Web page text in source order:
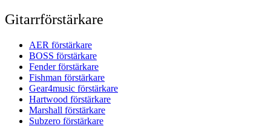
Gitarrförstärkare
AER förstärkare
BOSS förstärkare
Fender förstärkare
Fishman förstärkare
Gear4music förstärkare
Hartwood förstärkare
Marshall förstärkare
Subzero förstärkare